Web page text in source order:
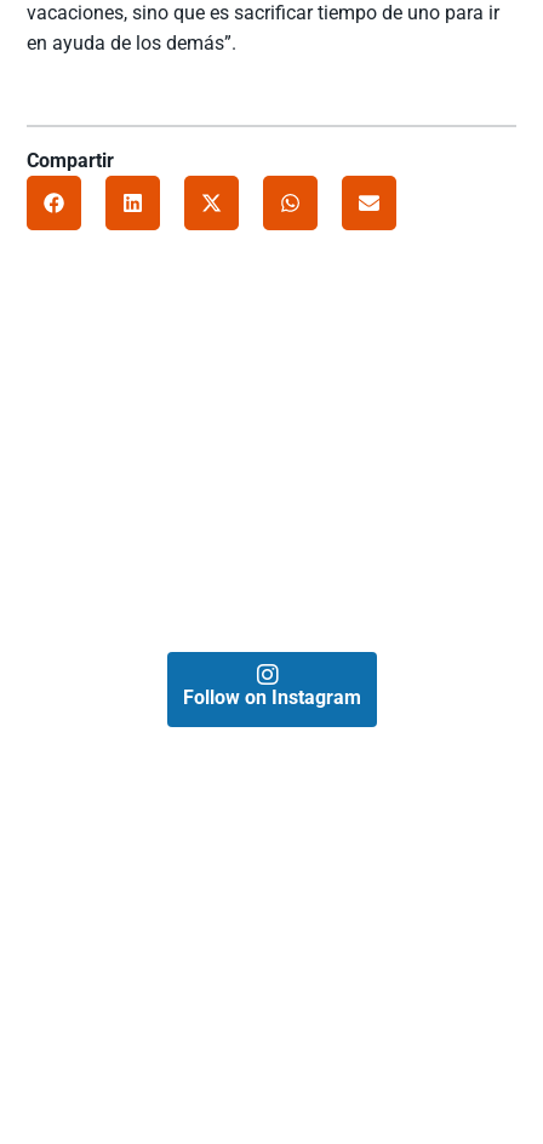
vacaciones, sino que es sacrificar tiempo de uno para ir
en ayuda de los demás”.
Compartir
Follow on Instagram